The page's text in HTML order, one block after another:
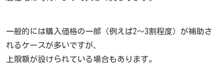
一般的には購入価格の一部（例えば2〜3割程度）が補助さ
れるケースが多いですが、
上限額が設けられている場合もあります。